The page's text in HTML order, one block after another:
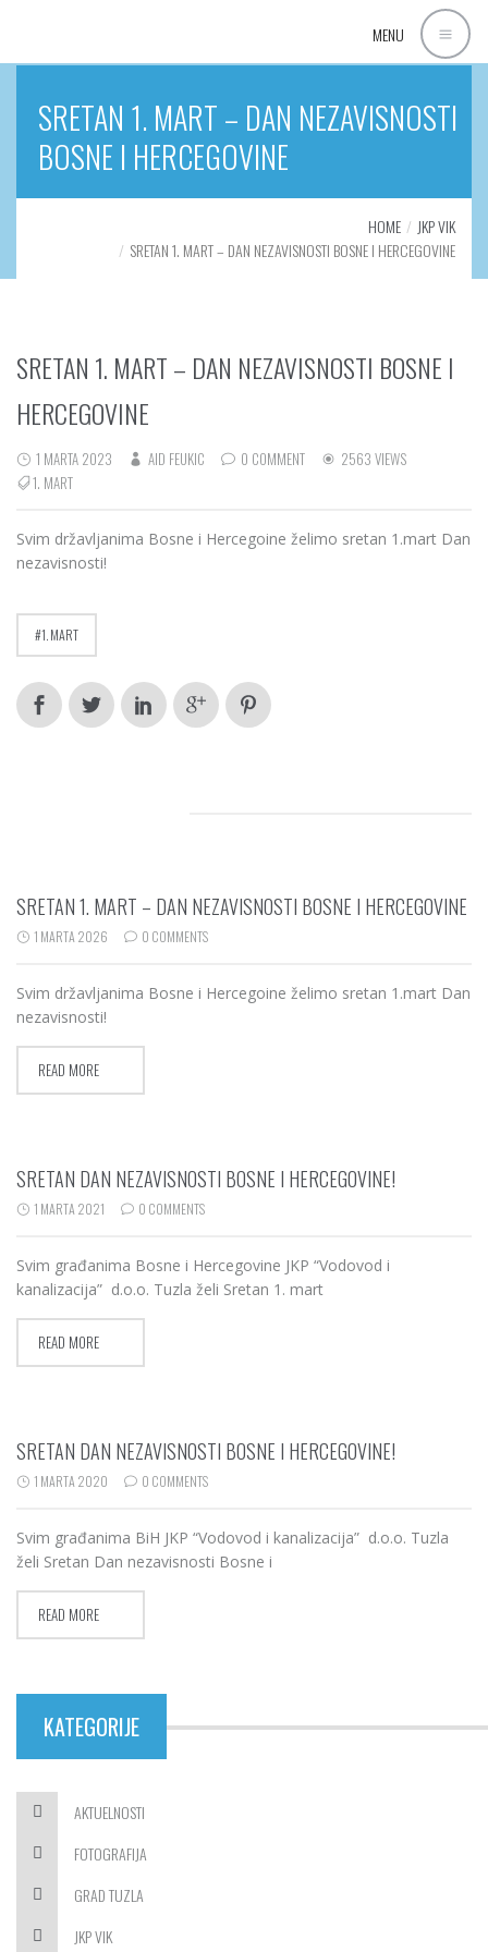
MENU
SRETAN 1. MART – DAN NEZAVISNOSTI
BOSNE I HERCEGOVINE
HOME
JKP VIK
SRETAN 1. MART – DAN NEZAVISNOSTI BOSNE I HERCEGOVINE
SRETAN 1. MART – DAN NEZAVISNOSTI BOSNE I
HERCEGOVINE
1 MARTA 2023 AID FEUKIC 0 COMMENT
2563 VIEWS
1. MART
Svim državljanima Bosne i Hercegoine želimo sretan 1.mart Dan
nezavisnosti!
1. MART
SRETAN 1. MART – DAN NEZAVISNOSTI BOSNE I HERCEGOVINE
1 MARTA 2026 0 COMMENTS
Svim državljanima Bosne i Hercegoine želimo sretan 1.mart Dan
nezavisnosti!
READ MORE
SRETAN DAN NEZAVISNOSTI BOSNE I HERCEGOVINE!
1 MARTA 2021 0 COMMENTS
Svim građanima Bosne i Hercegovine JKP “Vodovod i
kanalizacija” d.o.o. Tuzla želi Sretan 1. mart
READ MORE
SRETAN DAN NEZAVISNOSTI BOSNE I HERCEGOVINE!
1 MARTA 2020 0 COMMENTS
Svim građanima BiH JKP “Vodovod i kanalizacija” d.o.o. Tuzla
želi Sretan Dan nezavisnosti Bosne i
READ MORE
KATEGORIJE
AKTUELNOSTI
FOTOGRAFIJA
GRAD TUZLA
JKP VIK